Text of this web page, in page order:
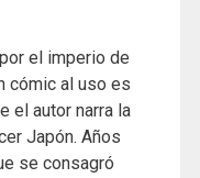
el imperio de
cómic al uso es
el autor narra la
Japón. Años
se consagró